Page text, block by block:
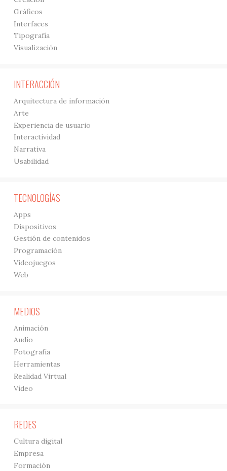
Gráficos
Interfaces
Tipografía
Visualización
INTERACCIÓN
Arquitectura de información
Arte
Experiencia de usuario
Interactividad
Narrativa
Usabilidad
TECNOLOGÍAS
Apps
Dispositivos
Gestión de contenidos
Programación
Videojuegos
Web
MEDIOS
Animación
Audio
Fotografía
Herramientas
Realidad Virtual
Vídeo
REDES
Cultura digital
Empresa
Formación